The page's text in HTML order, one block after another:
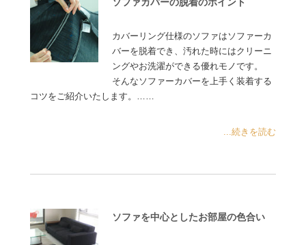
ソファカバーの脱着のポイント
カバーリング仕様のソファはソファーカ
バーを脱着でき、汚れた時にはクリーニ
ングやお洗濯ができる優れモノです。
そんなソファーカバーを上手く装着する
コツをご紹介いたします。……
...続きを読む
ソファを中心としたお部屋の色合い